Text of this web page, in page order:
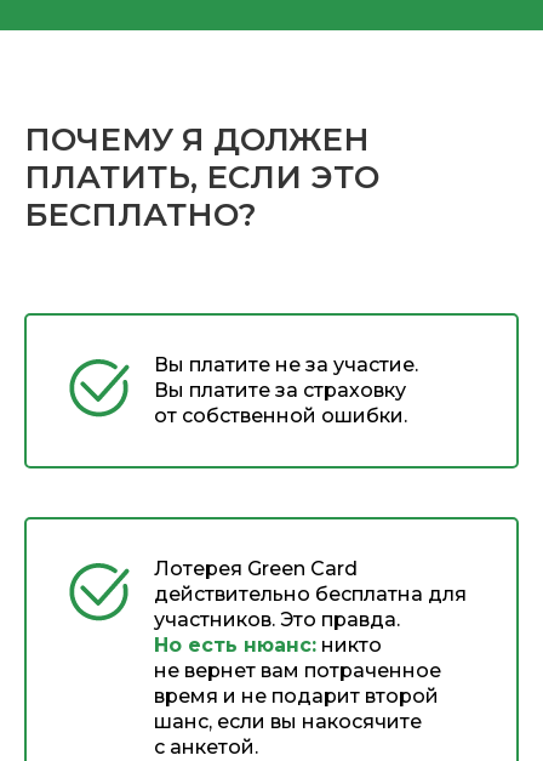
ПОЧЕМУ Я ДОЛЖЕН
ПЛАТИТЬ, ЕСЛИ ЭТО
БЕСПЛАТНО?
Вы платите не за участие.
Вы платите за страховку
от собственной ошибки.
Лотерея Green Card
действительно бесплатна для
участников. Это правда.
Но есть нюанс: никто
не вернет вам потраченное
время и не подарит второй
шанс, если вы накосячите
с анкетой.